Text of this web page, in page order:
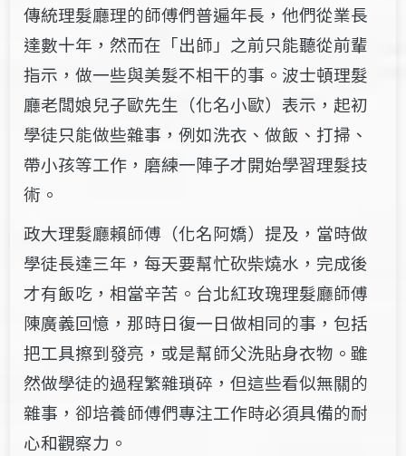
傳統理髮廳理的師傅們普遍年長，他們從業長
達數十年，然而在「出師」之前只能聽從前輩
指示，做一些與美髮不相干的事。波士頓理髮
廳老闆娘兒子歐先生（化名小歐）表示，起初
學徒只能做些雜事，例如洗衣、做飯、打掃、
帶小孩等工作，磨練一陣子才開始學習理髮技
術。
政大理髮廳賴師傅（化名阿嬌）提及，當時做
學徒長達三年，每天要幫忙砍柴燒水，完成後
才有飯吃，相當辛苦。台北紅玫瑰理髮廳師傅
陳廣義回憶，那時日復一日做相同的事，包括
把工具擦到發亮，或是幫師父洗貼身衣物。雖
然做學徒的過程繁雜瑣碎，但這些看似無關的
雜事，卻培養師傅們專注工作時必須具備的耐
心和觀察力。